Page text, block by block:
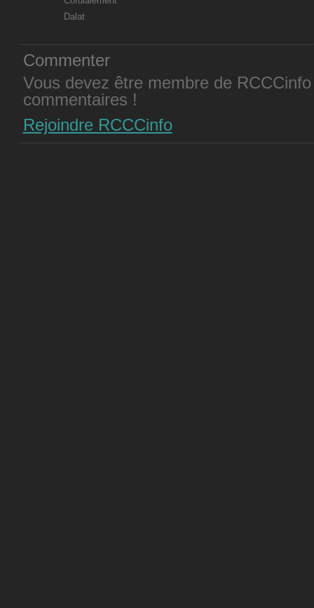
Dalat
Commenter
Vous devez être membre de
commentaires !
Rejoindre RCCCinfo